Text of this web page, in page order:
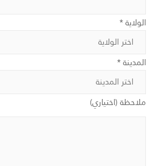
الولاية *
المدينة *
ملاحظة (اختياري)